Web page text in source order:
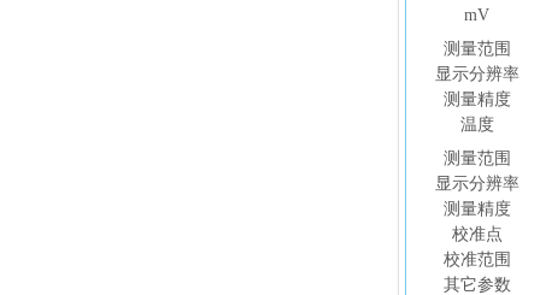
mV
测量范围
显示分辨率
测量精度
温度
测量范围
显示分辨率
测量精度
校准点
校准范围
其它参数